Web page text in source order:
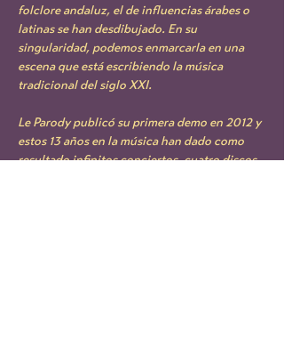
folclore andaluz, el de influencias árabes o
latinas se han desdibujado. En su
singularidad, podemos enmarcarla en una
escena que está escribiendo la música
tradicional del siglo XXI.
Le Parody publicó su primera demo en 2012 y
estos 13 años en la música han dado como
resultado infinitos conciertos, cuatro discos